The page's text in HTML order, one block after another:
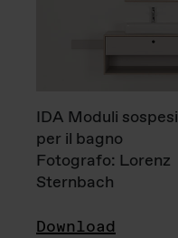
IDA Moduli sospesi
per il bagno
Fotografo: Lorenz
Sternbach
Download